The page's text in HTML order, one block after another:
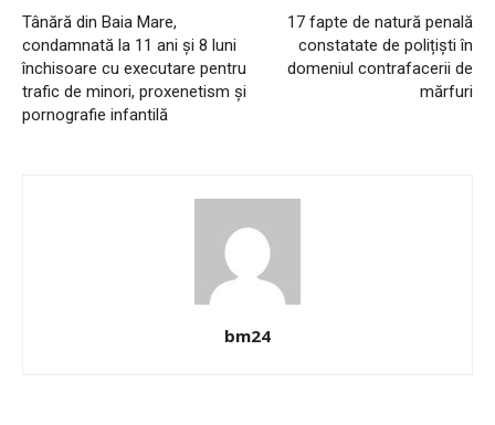
Tânără din Baia Mare,
condamnată la 11 ani și 8 luni
închisoare cu executare pentru
trafic de minori, proxenetism și
pornografie infantilă
17 fapte de natură penală
constatate de polițiști în
domeniul contrafacerii de
mărfuri
bm24